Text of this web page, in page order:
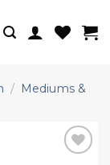
/ Mediums &